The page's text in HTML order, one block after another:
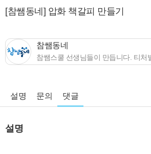
[참쌤동네] 압화 책갈피 만들기
참쌤동네
설명 문의 댓글
설명